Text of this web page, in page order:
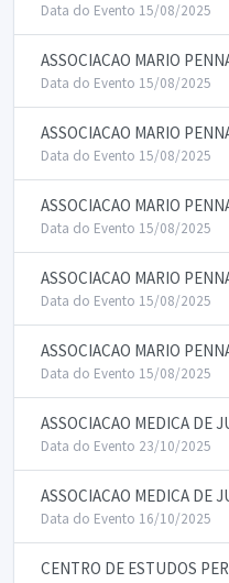
Data do Evento 15/08/2025
ASSOCIACAO MARIO
Data do Evento 15/08/2025
ASSOCIACAO MARIO
Data do Evento 15/08/2025
ASSOCIACAO MARIO
Data do Evento 15/08/2025
ASSOCIACAO MARIO
Data do Evento 15/08/2025
ASSOCIACAO MARIO
Data do Evento 15/08/2025
ASSOCIACAO MEDICA DE
Data do Evento 23/10/2025
ASSOCIACAO MEDICA DE
Data do Evento 16/10/2025
CENTRO DE ESTUDOS